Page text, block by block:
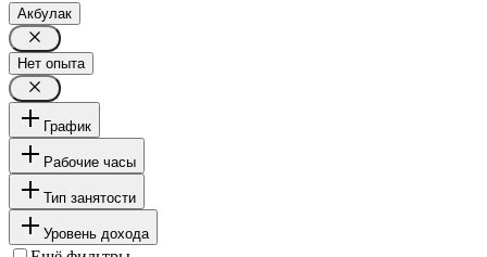
Акбулак
Нет опыта
График
Рабочие часы
Тип занятости
Уровень дохода